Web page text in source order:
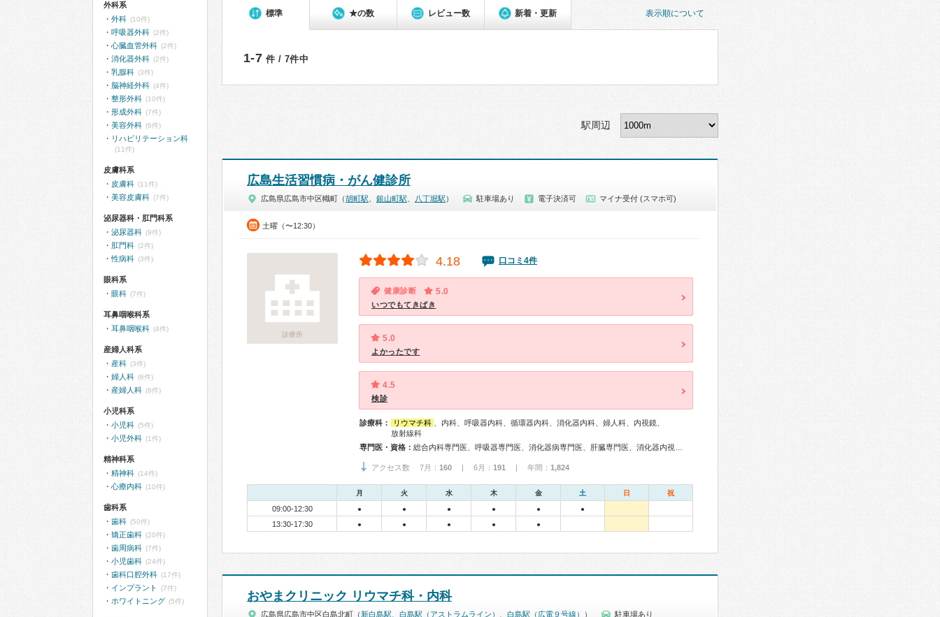
表示順について
標準 ★の数 レビュー数 新着・更新
1-7 件 / 7件中
駅周辺
広島生活習慣病・がん健診所
広島県広島市中区幟町（胡町駅 銀山町駅 八丁堀駅 ） 駐車場あり 電子決済可 マイナ受付 (スマホ可)
土曜（〜12:30）
診療所
4.18 口コミ4件
健康診断 5.0
いつでもてきぱき
5.0
よかったです
4.5
検診
診療科： リウマチ科
、内科、呼吸器内科、循環器内科、消化器内科、婦人科、内視鏡、
放射線科
専門医・資格：
アクセス数 7月： 160 | 6月： 191 | 年間： 1,824
月 火 水 木 金 土 日 祝
09:00-12:30 ● ● ● ● ● ●
13:30-17:30 ● ● ● ● ●
おやまクリニック リウマチ科・内科
広島県広島市中区白島北町（ 新白島駅 白島駅（アストラムライン） 白島駅（広電９号線） ）
駐車場あり
外科系
外科 (10件)
呼吸器外科 (2件)
心臓血管外科 (2件)
消化器外科 (2件)
乳腺科 (3件)
脳神経外科 (4件)
整形外科 (10件)
形成外科 (7件)
美容外科 (6件)
リハビリテーション科
(11件)
皮膚科系
皮膚科 (11件)
美容皮膚科 (7件)
泌尿器科・肛門科系
泌尿器科 (9件)
肛門科 (2件)
性病科 (3件)
眼科系
眼科 (7件)
耳鼻咽喉科系
耳鼻咽喉科 (4件)
産婦人科系
産科 (3件)
婦人科 (6件)
産婦人科 (6件)
小児科系
小児科 (5件)
小児外科 (1件)
精神科系
精神科 (14件)
心療内科 (10件)
歯科系
歯科 (50件)
矯正歯科 (20件)
歯周病科 (7件)
小児歯科 (24件)
歯科口腔外科 (17件)
インプラント (7件)
ホワイトニング (5件)